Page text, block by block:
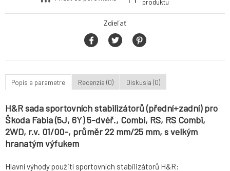
produktu
Zdieľať
Popis a parametre Recenzia (0) Diskusia (0)
H&R sada sportovních stabilizátorů (přední+zadní) pro
Škoda Fabia (5J, 6Y) 5-dvéř., Combi, RS, RS Combi,
2WD, r.v. 01/00-, průměr 22 mm/25 mm, s velkým
hranatým výfukem
Hlavní výhody použití sportovních stabilizátorů H&R: